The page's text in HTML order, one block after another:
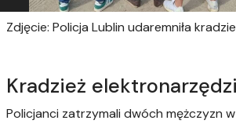
Zdjęcie: Policja Lublin udaremniła
Kradzież
Policjanci zatrzymali dwóch mężczyzn